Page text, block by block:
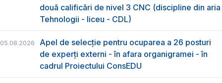
două calificări de nivel 3 CNC (discipline din aria
Tehnologii - liceu - CDL)
05.08.2026
Apel de selecție pentru ocuparea a 26 posturi
de experți externi - în afara organigramei - în
cadrul Proiectului ConsEDU